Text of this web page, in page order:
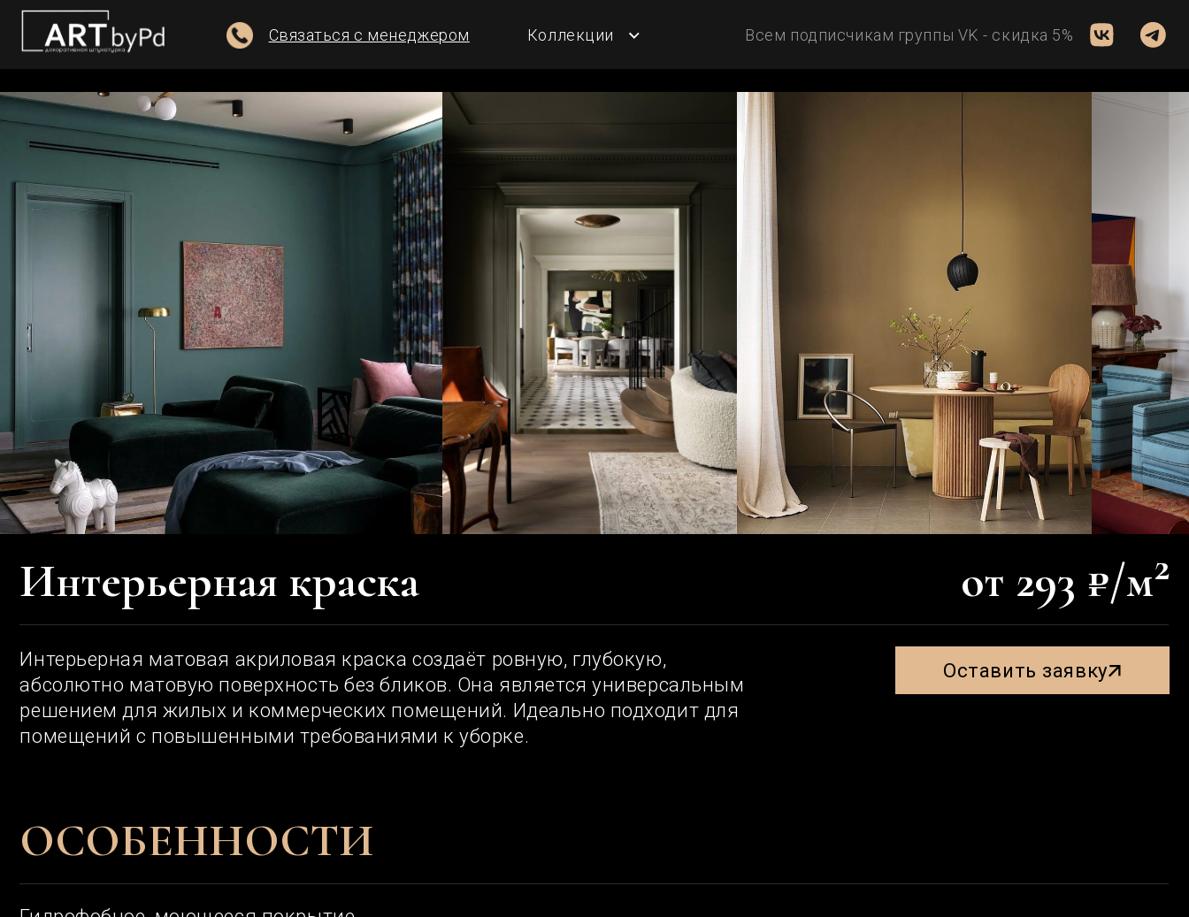
Всем подписчикам группы VK - скидка 5%
Связаться с менеджером Коллекции
Главная Акриловые
/
Интерьерная матовая акриловая краска создаёт ровную, глубокую,
абсолютно матовую поверхность без бликов. Она является универсальным
помещений с повышенными требованиями к уборке.
Интерьерная краска от 293 ₽/м2
Оставить заявку
Повышенная устойчивость к сколам
ОСОБЕННОСТИ